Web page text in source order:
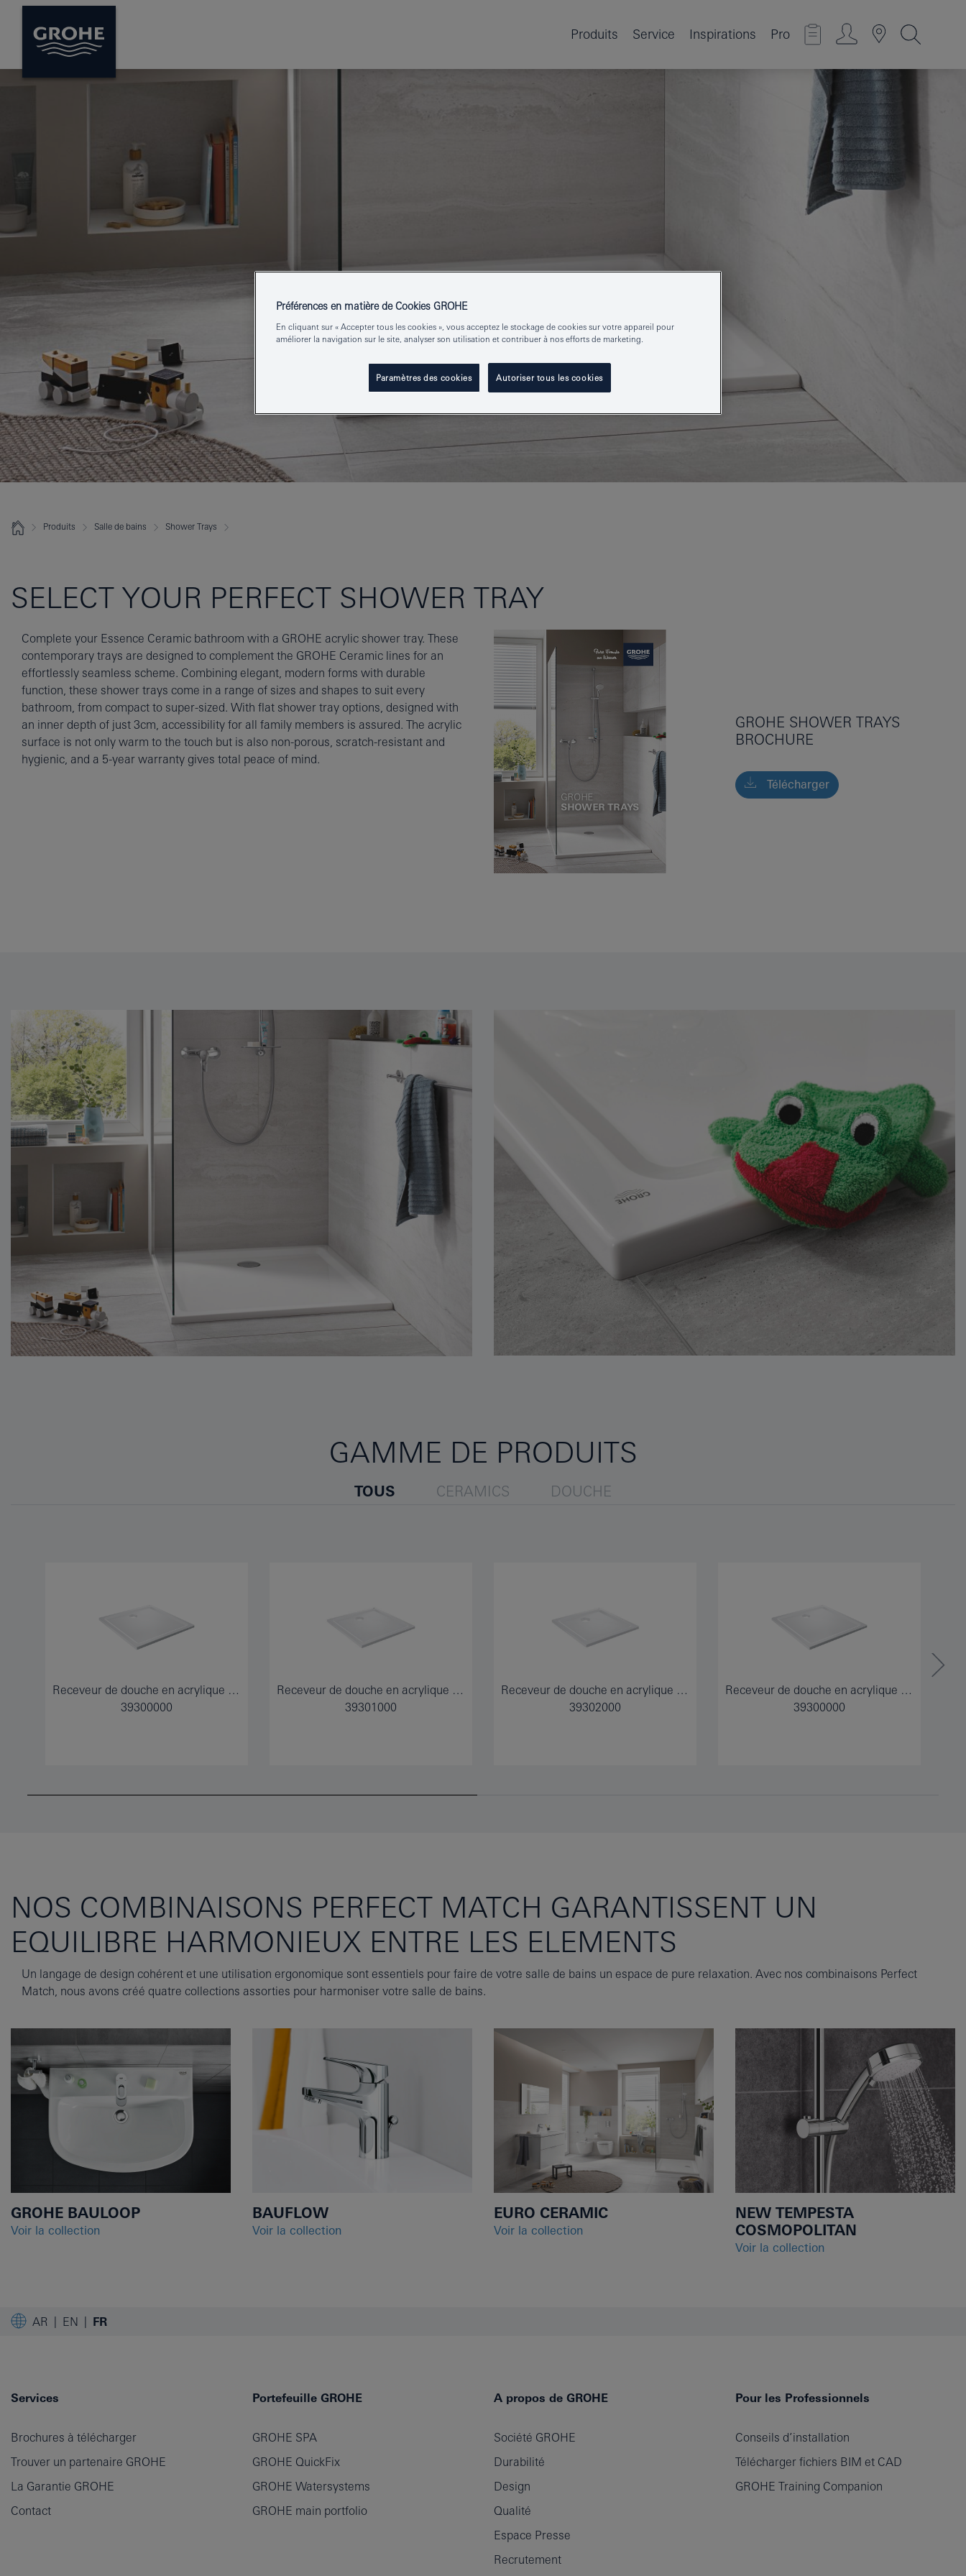
Produits Service Inspirations Pro
Produits Salle de bains Shower Trays
SELECT YOUR PERFECT SHOWER TRAY
Complete your Essence Ceramic bathroom with a GROHE acrylic shower tray. These
contemporary trays are designed to complement the GROHE Ceramic lines for an
effortlessly seamless scheme. Combining elegant, modern forms with durable
function, these shower trays come in a range of sizes and shapes to suit every
bathroom, from compact to super-sized. With flat shower tray options, designed with
an inner depth of just 3cm, accessibility for all family members is assured. The acrylic
surface is not only warm to the touch but is also non-porous, scratch-resistant and
hygienic, and a 5-year warranty gives total peace of mind.
GROHE SHOWER TRAYS
BROCHURE
Télécharger
GAMME DE PRODUITS
TOUS CERAMICS DOUCHE
Receveur de douche en acrylique 1000 x 1000
39300000
Receveur de douche en acrylique 900 x 900
39301000
Receveur de douche en acrylique 800 x 800
39302000
Receveur de douche en acrylique 1000 x 1000
39300000
NOS COMBINAISONS PERFECT MATCH GARANTISSENT UN
EQUILIBRE HARMONIEUX ENTRE LES ELEMENTS
Un langage de design cohérent et une utilisation ergonomique sont essentiels pour faire de votre salle de bains un espace de pure relaxation. Avec nos combinaisons Perfect
Match, nous avons créé quatre collections assorties pour harmoniser votre salle de bains.
GROHE BAULOOP
Voir la collection
BAUFLOW
Voir la collection
EURO CERAMIC
Voir la collection
NEW TEMPESTA
COSMOPOLITAN
Voir la collection
AR EN FR
Services
Brochures à télécharger
Trouver un partenaire GROHE
La Garantie GROHE
Contact
Portefeuille GROHE
GROHE SPA
GROHE QuickFix
GROHE Watersystems
GROHE main portfolio
A propos de GROHE
Société GROHE
Durabilité
Design
Qualité
Espace Presse
Recrutement
Pour les Professionnels
Conseils d’installation
Télécharger fichiers BIM et CAD
GROHE Training Companion
Préférences en matière de Cookies GROHE
En cliquant sur « Accepter tous les cookies », vous acceptez le stockage de cookies sur votre appareil pour
améliorer la navigation sur le site, analyser son utilisation et contribuer à nos efforts de marketing.
Paramètres des cookies Autoriser tous les cookies